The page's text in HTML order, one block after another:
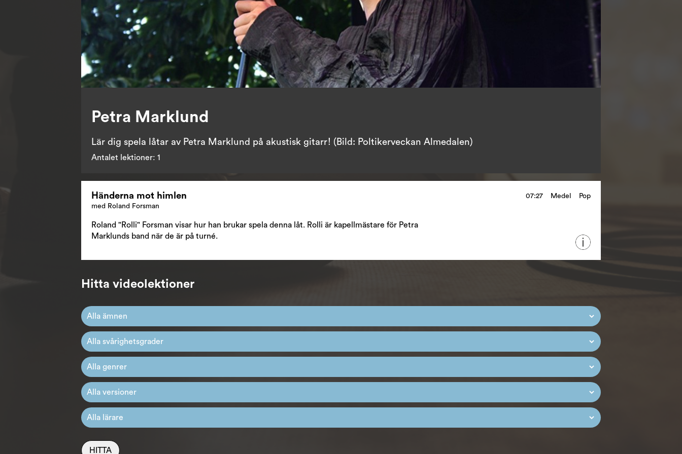
Petra Marklund
Lär dig spela låtar av Petra Marklund på akustisk gitarr! (Bild: Poltikerveckan Almedalen)
Antalet lektioner: 1
Händerna mot himlen Pop
Medel
07:27
med Roland Forsman
Roland "Rolli" Forsman visar hur han brukar spela denna låt. Rolli är kapellmästare för Petra
Marklunds band när de är på turné.
Hitta videolektioner
HITTA